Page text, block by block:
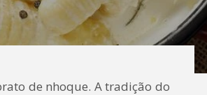
de nhoque. A tradição do